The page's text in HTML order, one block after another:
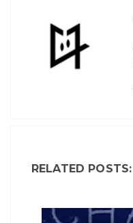
RELATED POSTS: